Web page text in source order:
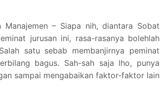
– Siapa nih, diantara Sobat
jurusan ini, rasa-rasanya bolehlah
satu sebab membanjirnya peminat
bagus. Sah-sah saja lho, punya
sampai mengabaikan faktor-faktor lain